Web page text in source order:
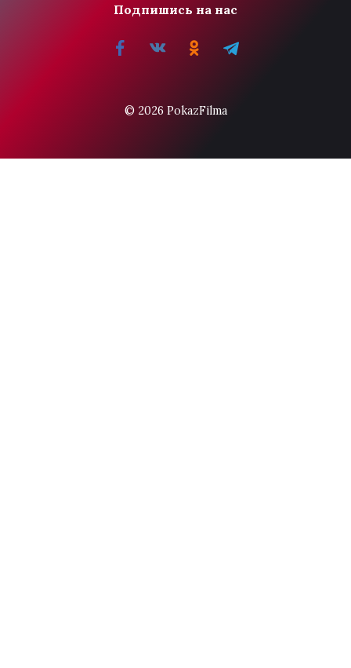
Подпишись на нас
© 2026 PokazFilma